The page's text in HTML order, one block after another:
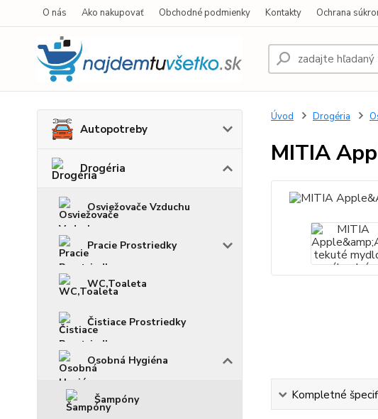
O nás Ako nakupovať Obchodné podmienky Kontakty Ochrana
Autopotreby
Drogéria
Osviežovače Vzduchu
Pracie Prostriedky
WC,Toaleta
Čistiace Prostriedky
Osobná Hygiéna
Šampóny
Úvod Drogéria
MITIA
Kompletné